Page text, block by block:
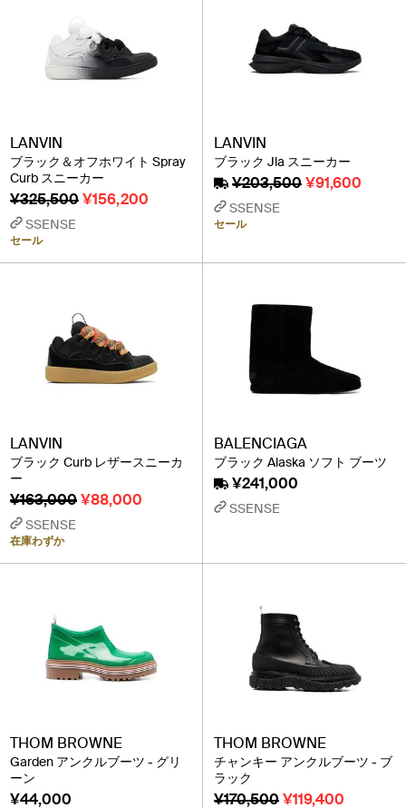
LANVIN
ブラック＆オフホワイト Spray
Curb スニーカー
¥325,500¥156,200
SSENSE
セール
LANVIN
ブラック Jla スニーカー
¥203,500¥91,600
SSENSE
セール
LANVIN
ブラック Curb レザースニーカ
ー
¥163,000¥88,000
SSENSE
在庫わずか
BALENCIAGA
ブラック Alaska ソフト ブーツ
¥241,000
SSENSE
THOM BROWNE
Garden アンクルブーツ - グリ
ーン
¥44,000
THOM BROWNE
チャンキー アンクルブーツ - ブ
ラック
¥170,500¥119,400